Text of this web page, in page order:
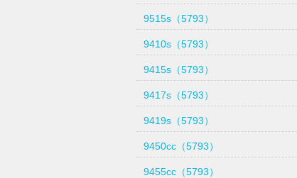
9515s（5793）
9410s（5793）
9415s（5793）
9417s（5793）
9419s（5793）
9450cc（5793）
9455cc（5793）